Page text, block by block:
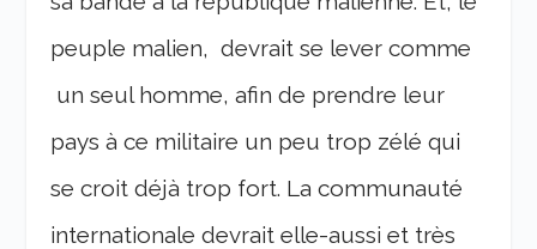
peuple malien, devrait se lever comme
un seul homme, afin de prendre leur
pays à ce militaire un peu trop zélé qui
se croit déjà trop fort. La communauté
internationale devrait elle-aussi et très